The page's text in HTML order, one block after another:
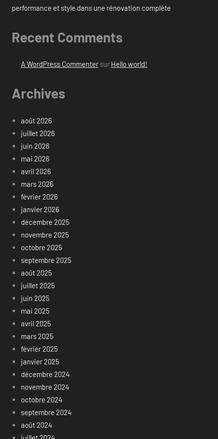
performance et style dans une rénovation complète
Recent Comments
A WordPress Commentersur Hello world!
Archives
août 2026
juillet 2026
juin 2026
mai 2026
avril 2026
mars 2026
février 2026
janvier 2026
décembre 2025
novembre 2025
octobre 2025
septembre 2025
août 2025
juillet 2025
juin 2025
mai 2025
avril 2025
mars 2025
février 2025
janvier 2025
décembre 2024
novembre 2024
octobre 2024
septembre 2024
août 2024